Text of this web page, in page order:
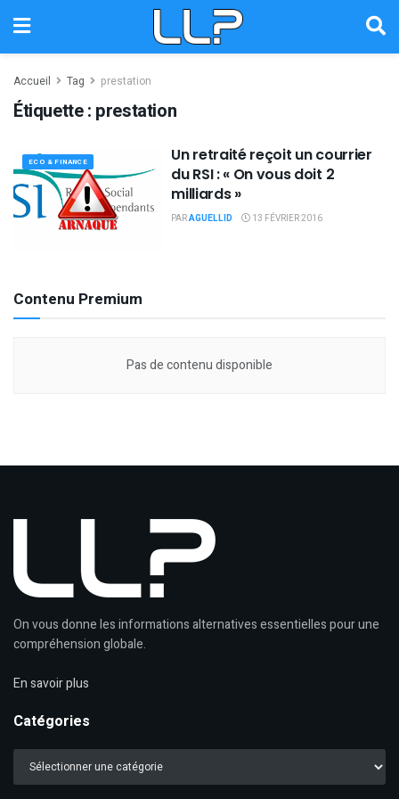
Accueil Tag prestation
Étiquette : prestation
ECO & FINANCE
Un retraité reçoit un courrier
du RSI : « On vous doit 2
milliards »
PARAGUELLID 13 FÉVRIER 2016
Contenu Premium
Pas de contenu disponible
On vous donne les informations alternatives essentielles pour une
compréhension globale.
En savoir plus
Catégories
Catégories